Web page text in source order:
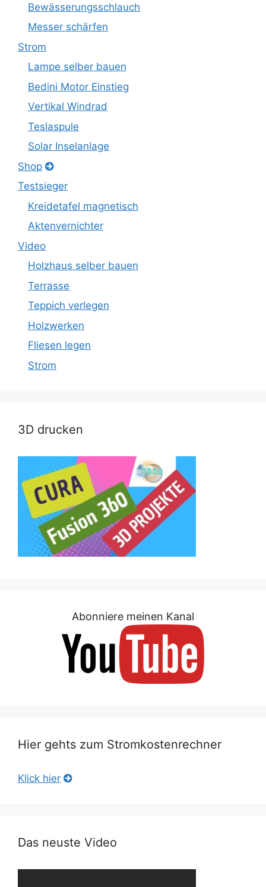
Bewässerungsschlauch
Messer schärfen
Strom
Lampe selber bauen
Bedini Motor Einstieg
Vertikal Windrad
Teslaspule
Solar Inselanlage
Shop
Testsieger
Kreidetafel magnetisch
Aktenvernichter
Video
Holzhaus selber bauen
Terrasse
Teppich verlegen
Holzwerken
Fliesen legen
Strom
3D drucken
Abonniere meinen Kanal
Hier gehts zum Stromkostenrechner
Klick hier
Das neuste Video